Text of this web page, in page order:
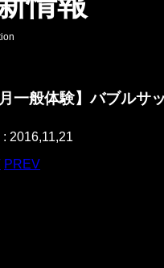
月一般体験】バブルサ
: 2016,11,21
PREV